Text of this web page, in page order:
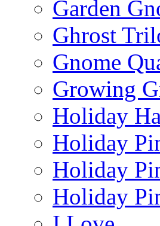
Garden
Ghrost
Gnome
Growing
Holiday
Holiday
Holiday
Holiday